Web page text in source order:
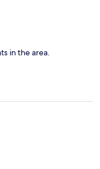
in the area.